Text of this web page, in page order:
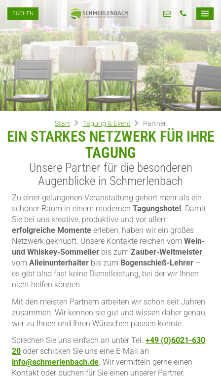
BUCHEN
Start Tagung & Event Partner
EIN STARKES NETZWERK FÜR IHRE
TAGUNG
Unsere Partner für die besonderen
Augenblicke in Schmerlenbach
Zu einer gelungenen Veranstaltung gehört mehr als ein
schöner Raum in einem modernen Tagungshotel. Damit
Sie bei uns kreative, produktive und vor allem
erfolgreiche Momente erleben, haben wir ein großes
Netzwerk geknüpft. Unsere Kontakte reichen vom Wein-
und Whiskey-Sommelier bis zum Zauber-Weltmeister,
vom Alleinunterhalter bis zum Bogenschieß-Lehrer –
es gibt also fast keine Dienstleistung, bei der wir Ihnen
nicht helfen können.
Mit den meisten Partnern arbeiten wir schon seit Jahren
zusammen. Wir kennen sie gut und wissen daher genau,
wer zu Ihnen und Ihren Wünschen passen könnte.
Sprechen Sie uns einfach an unter Tel. +49 (0)6021-630
20 oder schicken Sie uns eine E-Mail an
info@schmerlenbach.de. Wir vermitteln gerne einen
Kontakt oder buchen für Sie einen unserer Partner.